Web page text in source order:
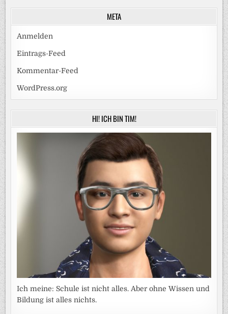
META
Anmelden
Eintrags-Feed
Kommentar-Feed
WordPress.org
HI! ICH BIN TIM!
Ich meine: Schule ist nicht alles. Aber ohne Wissen und
Bildung ist alles nichts.